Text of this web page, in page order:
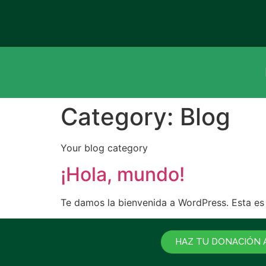
Category: Blog
Your blog category
¡Hola, mundo!
Te damos la bienvenida a WordPress. Esta
HAZ TU DONACIÓN